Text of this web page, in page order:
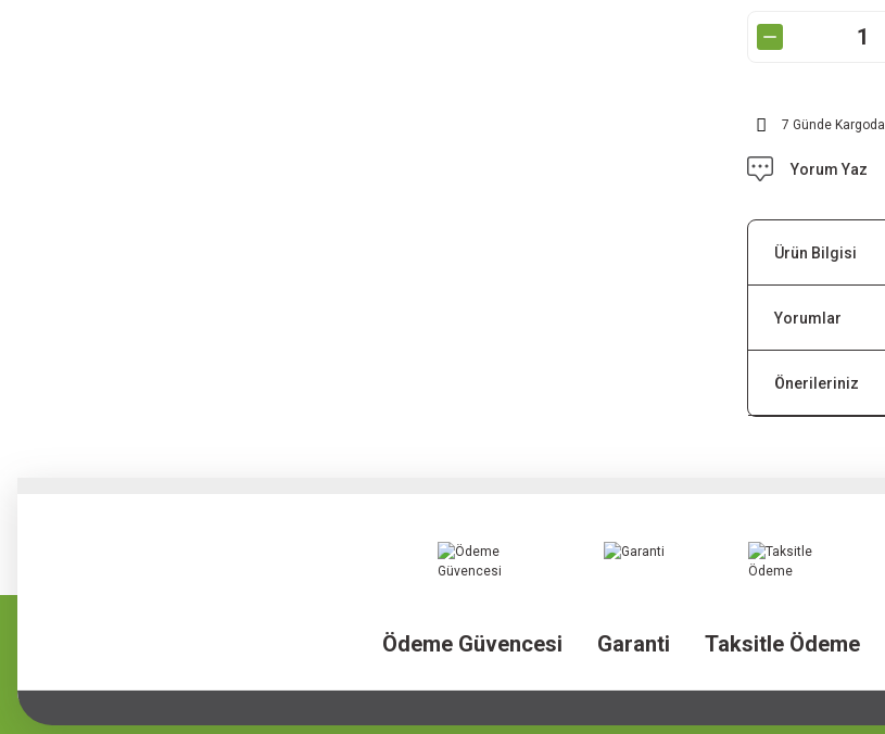
7 Günde Kargoda
Yorum Yaz
Ürün Bilgisi
Yorumlar
Önerileriniz
Ödeme Güvencesi Garanti Taksitle Ödeme